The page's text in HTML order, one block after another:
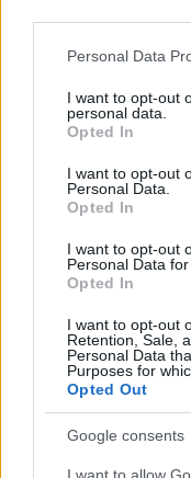
Please note that this
not limited to your
grant or deny
use your data for
consent section.
Personal Data
I want to opt-out
personal data.
Opted In
I want to opt-out
Personal Data.
Opted In
I want to opt-out
Personal Data
Opted In
I want to opt-out
Retention, Sale,
Personal Data
Purposes for
Opted Out
Google consents
I want to allow
Sei già
Puoi
sezioneLogin
TEMI: Notizie
i
Su
345